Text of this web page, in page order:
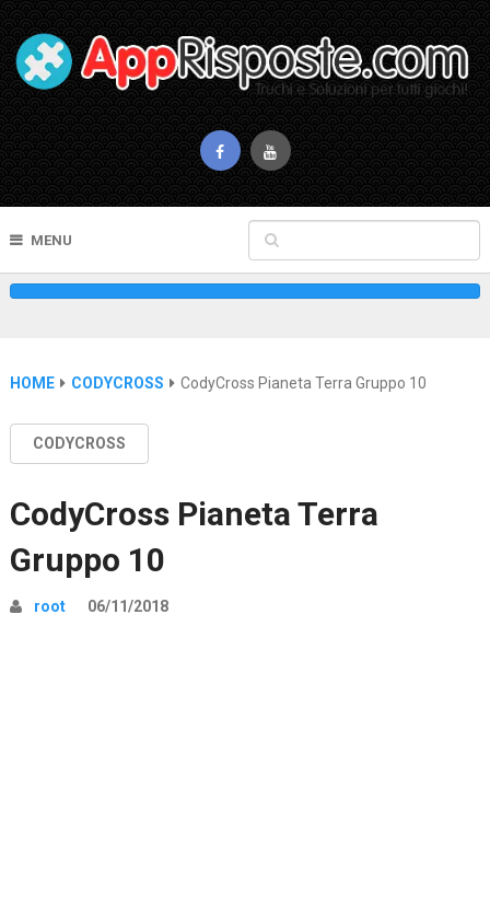
MENU
HOME CODYCROSS CodyCross Pianeta Terra Gruppo 10
CODYCROSS
CodyCross Pianeta Terra
Gruppo 10
root 06/11/2018